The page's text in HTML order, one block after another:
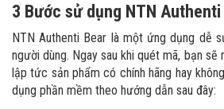
3 Bước sử dụng NTN
NTN Authenti Bear là một ứng dụng dễ
người dùng. Ngay sau khi quét mã, bạn sẽ
lập tức sản phẩm có chính hãng hay
dụng phần mềm theo hướng dẫn sau đây: